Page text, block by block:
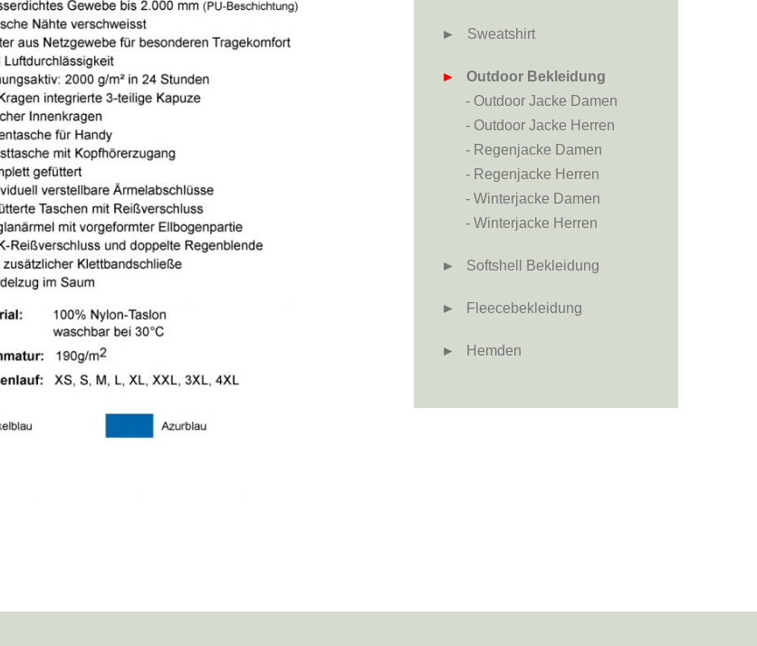
► Sweatshirt
►
Outdoor Bekleidung
- Outdoor Jacke Damen
- Outdoor Jacke Herren
- Regenjacke Damen
- Regenjacke Herren
- Winterjacke Damen
- Winterjacke Herren
► Softshell Bekleidung
► Fleecebekleidung
► Hemden